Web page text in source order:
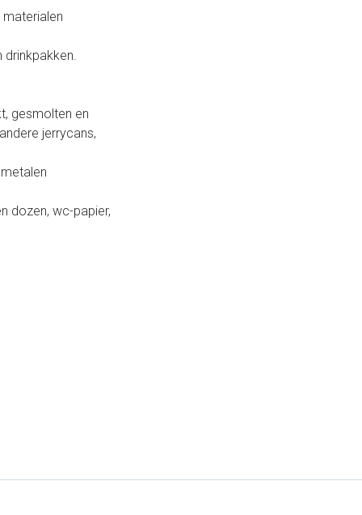
drinkpakken.
gesmolten en
jerrycans,
dozen, wc-papier,